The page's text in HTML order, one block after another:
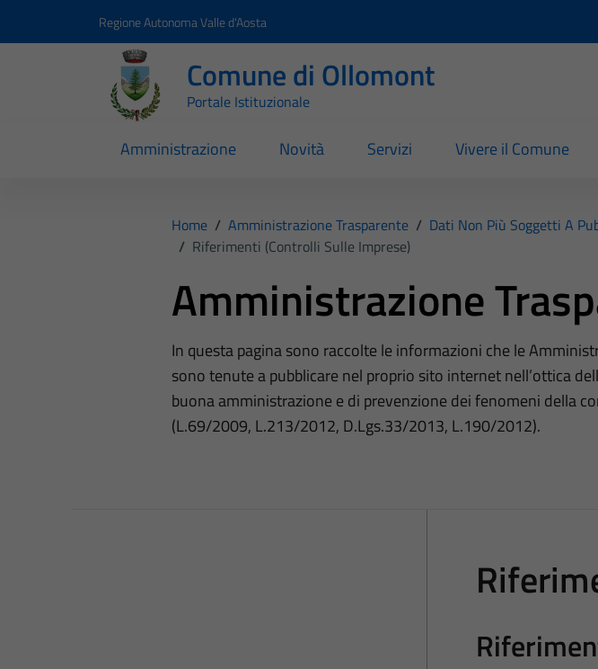
Regione Autonoma Valle d'Aosta
Comune di Ollomont
Portale Istituzionale
Amministrazione Novità Servizi Vivere il Comune
Home / Amministrazione Trasparente / Dati Non Più Soggetti A
/ Riferimenti (Controlli Sulle Imprese)
Amministrazione
In questa pagina sono raccolte le informazioni che le
sono tenute a pubblicare nel proprio sito internet nell’ottica
buona amministrazione e di prevenzione dei fenomeni della
(L.69/2009, L.213/2012, D.Lgs.33/2013, L.190/2012).